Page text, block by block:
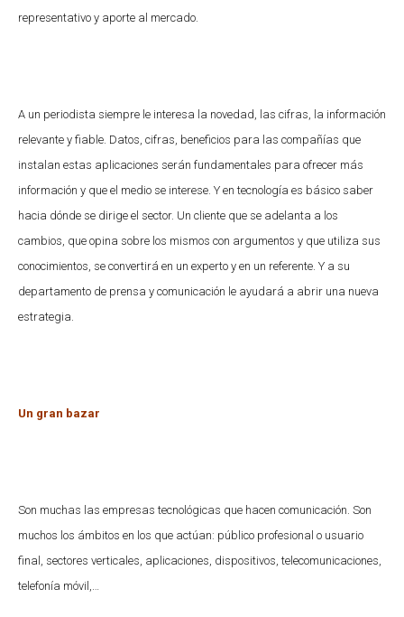
representativo y aporte al mercado.
A un periodista siempre le interesa la novedad, las cifras, la información
relevante y fiable. Datos, cifras, beneficios para las compañías que
instalan estas aplicaciones serán fundamentales para ofrecer más
información y que el medio se interese. Y en tecnología es básico saber
hacia dónde se dirige el sector. Un cliente que se adelanta a los
cambios, que opina sobre los mismos con argumentos y que utiliza sus
conocimientos, se convertirá en un experto y en un referente. Y a su
departamento de prensa y comunicación le ayudará a abrir una nueva
estrategia.
Un gran bazar
Son muchas las empresas tecnológicas que hacen comunicación. Son
muchos los ámbitos en los que actúan: público profesional o usuario
final, sectores verticales, aplicaciones, dispositivos, telecomunicaciones,
telefonía móvil,…